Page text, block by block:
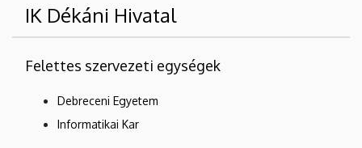
IK Dékáni Hivatal
Felettes szervezeti egységek
Debreceni Egyetem
Informatikai Kar